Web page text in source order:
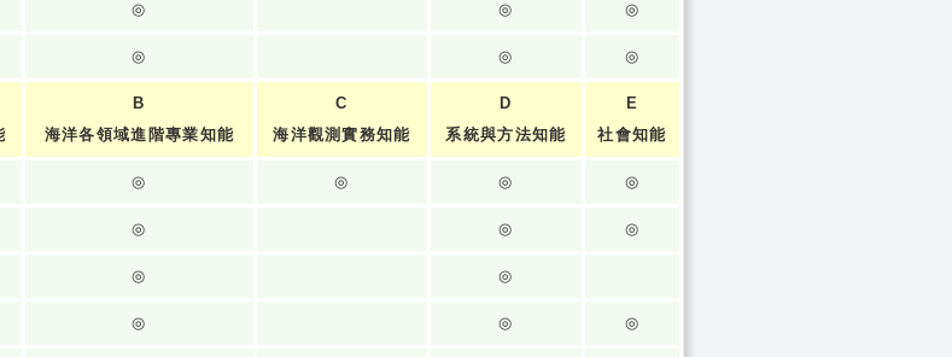
◎ ◎ ◎
◎ ◎ ◎
B
海洋各領域進階專業知能
C
海洋觀測實務知能
D
系統與方法知能
E
社會知能
◎ ◎ ◎ ◎
◎ ◎ ◎
◎ ◎
◎ ◎ ◎